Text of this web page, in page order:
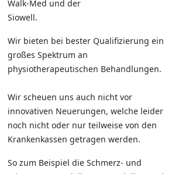
Walk-Med und der
Siowell.
Wir bieten bei bester Qualifizierung ein
großes Spektrum an
physiotherapeutischen Behandlungen.
Wir scheuen uns auch nicht vor
innovativen Neuerungen, welche leider
noch nicht oder nur teilweise von den
Krankenkassen getragen werden.
So zum Beispiel die Schmerz- und